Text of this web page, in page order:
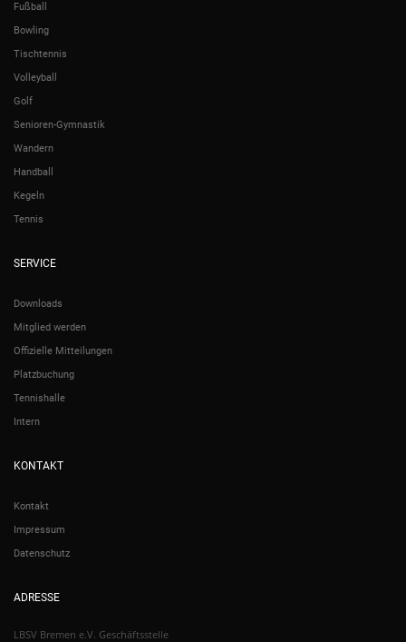
Fußball
Bowling
Tischtennis
Volleyball
Golf
Senioren-Gymnastik
Wandern
Handball
Kegeln
Tennis
SERVICE
Downloads
Mitglied werden
Offizielle Mitteilungen
Platzbuchung
Tennishalle
Intern
KONTAKT
Kontakt
Impressum
Datenschutz
ADRESSE
LBSV Bremen e.V. Geschäftsstelle